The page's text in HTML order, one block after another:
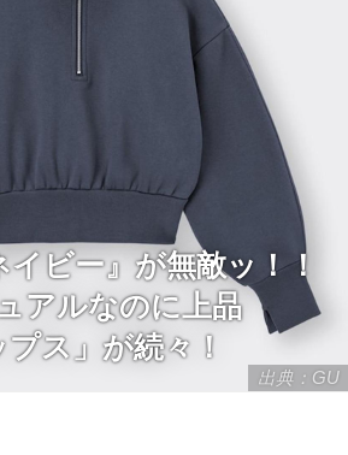
出典：GU
ビー』が無敵ッ！！
アルなのに上品
ス」が続々！